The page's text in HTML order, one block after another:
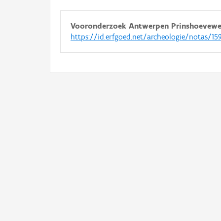
Vooronderzoek Antwerpen
https://id.erfgoed.net/archeologie/notas/